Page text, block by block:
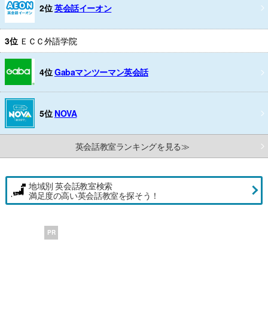
2位英会話イーオン
3位 ＥＣＣ外語学院
4位Gabaマンツーマン英会話
5位 NOVA
英会話教室ランキングを見る≫
地域別 英会話教室検索
満足度の高い英会話教室を探そう！
PR